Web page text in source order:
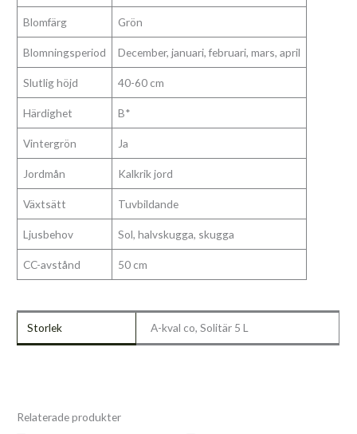
Blomfärg Grön
Blomningsperiod December, januari, februari, mars, april
Slutlig höjd 40-60 cm
Härdighet B*
Vintergrön Ja
Jordmån Kalkrik jord
Växtsätt Tuvbildande
Ljusbehov Sol, halvskugga, skugga
CC-avstånd 50 cm
Storlek A-kval co, Solitär 5 L
Relaterade produkter